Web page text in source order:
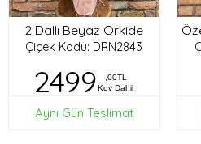
2 Dallı Beyaz Orkide
Çiçek Kodu: DRN2843
2499
,00TL
Kdv Dahil
Aynı Gün Teslimat